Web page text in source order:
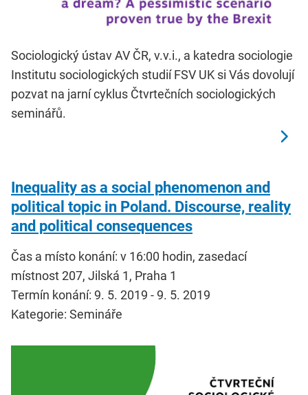
Sociologický ústav AV ČR, v.v.i., a katedra sociologie
Institutu sociologických studií FSV UK si Vás dovolují
pozvat na jarní cyklus Čtvrtečních sociologických
seminářů.
Inequality as a social phenomenon and
political topic in Poland. Discourse, reality
and political consequences
Čas a místo konání: v 16:00 hodin, zasedací
místnost 207, Jilská 1, Praha 1
Termín konání: 9. 5. 2019 - 9. 5. 2019
Kategorie: Semináře